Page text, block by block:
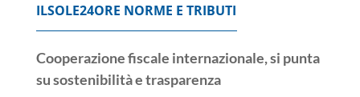
ILSOLE24ORE NORME E TRIBUTI
Cooperazione fiscale internazionale, si punta
su sostenibilità e trasparenza